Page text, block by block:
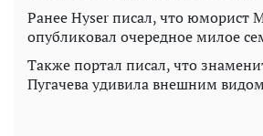
Ранее Hyser писал, что юморист
опубликовал очередное милое
Также портал писал, что
Пугачева удивила внешним